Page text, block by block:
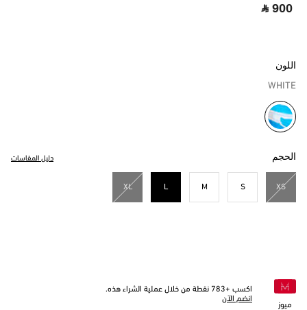
‎ ⃁ 900 ‎
اللون
WHITE
مختار
الحجم دليل المقاسات
XS
S
M
L
XL
ميوز
اكسب +783 نقطة من خلال عملية الشراء هذه.
انضم الآن